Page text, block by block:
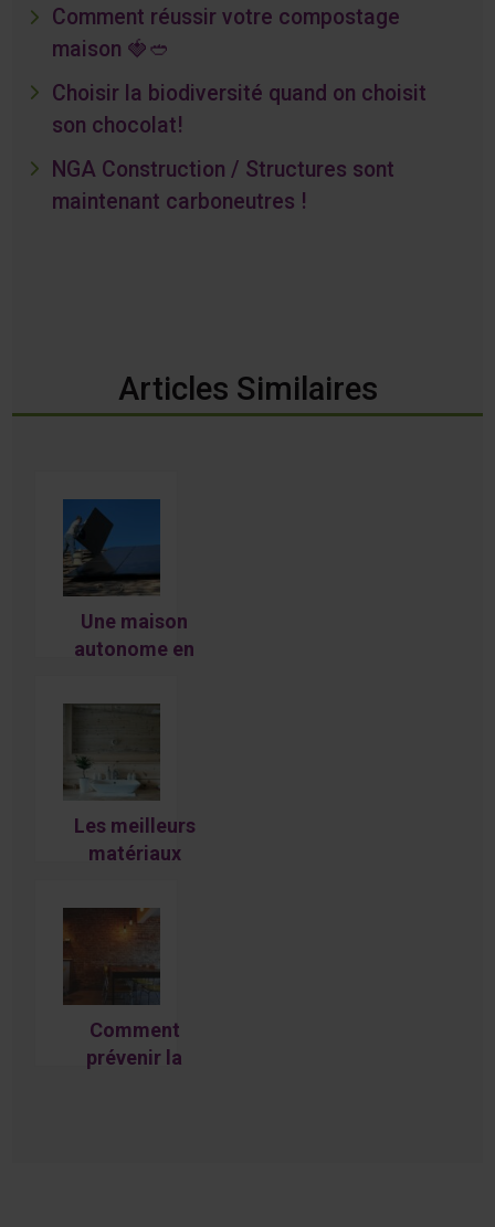
Comment réussir votre compostage
maison 🍓🥙
Choisir la biodiversité quand on choisit
son chocolat!
NGA Construction / Structures sont
maintenant carboneutres !
Articles Similaires
Une maison
autonome en
nourriture au
Les meilleurs
matériaux
pour la salle
de bain
Comment
prévenir la